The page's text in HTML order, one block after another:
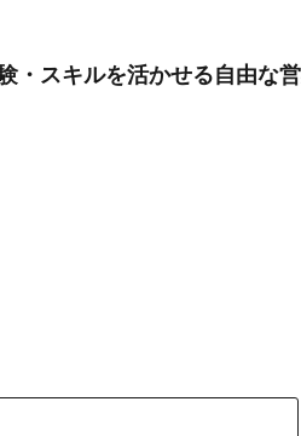
・スキルを活かせる自由な